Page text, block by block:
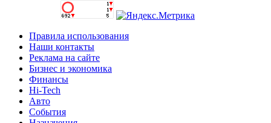
Правила использования
Наши контакты
Реклама на сайте
Бизнес и экономика
Финансы
Hi-Tech
Авто
События